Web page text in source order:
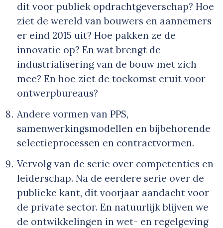
dit voor publiek opdrachtgeverschap? Hoe
ziet de wereld van bouwers en aannemers
er eind 2015 uit? Hoe pakken ze de
innovatie op? En wat brengt de
industrialisering van de bouw met zich
mee? En hoe ziet de toekomst eruit voor
ontwerpbureaus?
Andere vormen van PPS,
samenwerkingsmodellen en bijbehorende
selectieprocessen en contractvormen.
Vervolg van de serie over competenties en
leiderschap. Na de eerdere serie over de
publieke kant, dit voorjaar aandacht voor
de private sector. En natuurlijk blijven we
de ontwikkelingen in wet- en regelgeving